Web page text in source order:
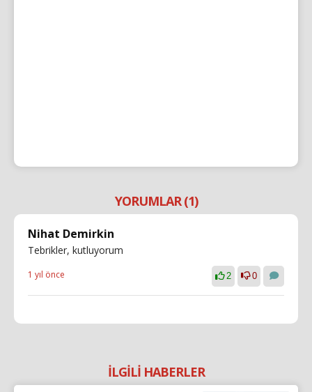
YORUMLAR (1)
Nihat Demirkin
Tebrikler, kutluyorum
1 yıl önce 2 0
İLGİLİ HABERLER